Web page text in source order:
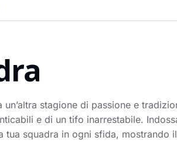
un’altra stagione di passione e
e di un tifo inarrestabile.
tua squadra in ogni sfida,